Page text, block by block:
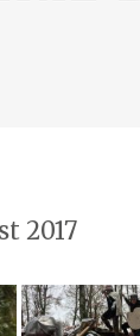
2017